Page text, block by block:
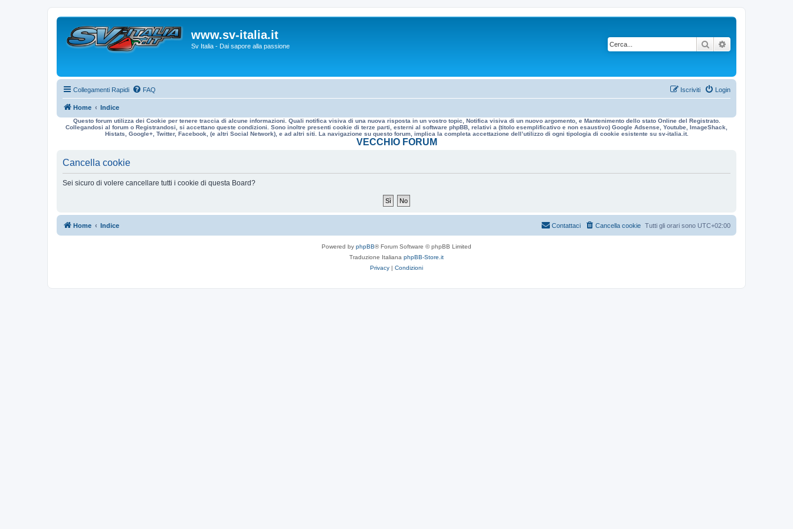
www.sv-italia.it
Sv Italia - Dai sapore alla passione Cerca
Collegamenti Rapidi FAQ Login
Iscriviti
Home Indice
Questo forum utilizza dei Cookie per tenere traccia di alcune informazioni. Quali notifica visiva di una nuova risposta in un vostro topic, Notifica visiva di un nuovo argomento, e Mantenimento dello stato Online del Registrato.
Collegandosi al forum o Registrandosi, si accettano queste condizioni. Sono inoltre presenti cookie di terze parti, esterni al software phpBB, relativi a (titolo esemplificativo e non esaustivo) Google Adsense, Youtube, ImageShack,
Histats, Google+, Twitter, Facebook, (e altri Social Network), e ad altri siti. La navigazione su questo forum, implica la completa accettazione dell’utilizzo di ogni tipologia di cookie esistente su sv-italia.it.
VECCHIO FORUM
Cancella cookie
Sei sicuro di volere cancellare tutti i cookie di questa Board?
Home Indice Tutti gli orari sono UTC+02:00
Cancella cookie
Contattaci
Powered by phpBB® Forum Software © phpBB Limited
Traduzione Italiana phpBB-Store.it
Privacy | Condizioni